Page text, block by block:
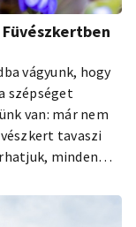
vágyunk, hogy
szépséget
van: már nem
tavaszi
minden